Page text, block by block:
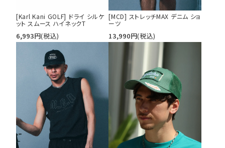
[Karl Kani GOLF] ドライ シルケ
ット スムース ハイネックT
6,993円(税込)
[MCD] ストレッチMAX デニム ショ
ーツ
13,990円(税込)